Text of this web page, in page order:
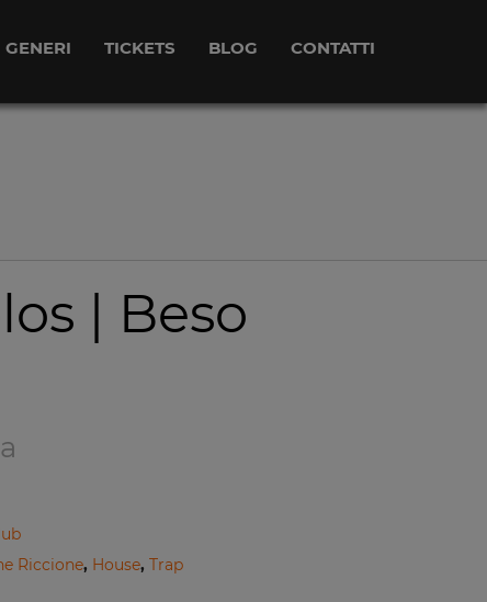
GENERI TICKETS BLOG CONTATTI
| Beso
Riccione, House, Trap